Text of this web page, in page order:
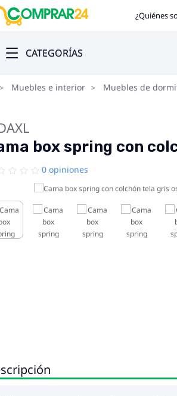
¿Quiénes
CATEGORÍAS
Muebles e interior Muebles de
box spring con
0 opiniones